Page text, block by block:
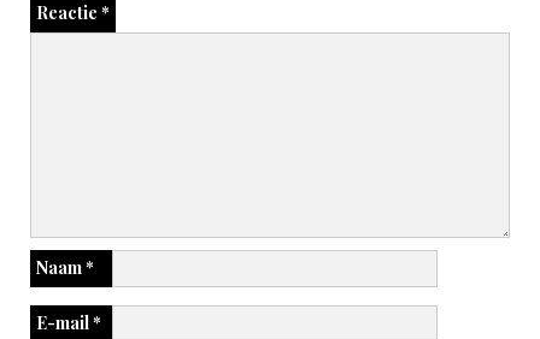
Reactie *
Naam*
E-mail*